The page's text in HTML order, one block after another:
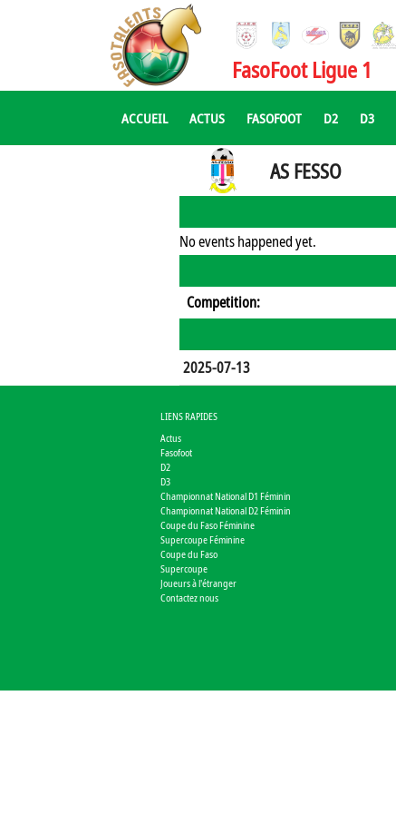
FasoFoot Ligue 1
ACCUEIL ACTUS FASOFOOT D2 D3
AS FESSO
No events happened yet.
Competition:
2025-07-13
LIENS RAPIDES
Actus
Fasofoot
D2
D3
Championnat National D1 Féminin
Championnat National D2 Féminin
Coupe du Faso Féminine
Supercoupe Féminine
Coupe du Faso
Supercoupe
Joueurs à l'étranger
Contactez nous